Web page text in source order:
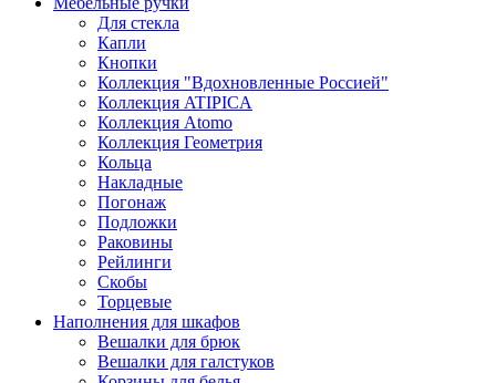
Для стекла
Капли
Кнопки
Коллекция "Вдохновленные Россией"
Коллекция ATIPICA
Коллекция Atomo
Коллекция Геометрия
Кольца
Накладные
Погонаж
Подложки
Раковины
Рейлинги
Скобы
Торцевые
Наполнения для шкафов
Вешалки для брюк
Вешалки для галстуков